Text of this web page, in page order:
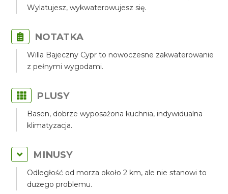
Wylatujesz, wykwaterowujesz się.
NOTATKA
Willa Bajeczny Cypr to nowoczesne zakwaterowanie
z pełnymi wygodami.
PLUSY
Basen, dobrze wyposażona kuchnia, indywidualna
klimatyzacja.
MINUSY
Odległość od morza około 2 km, ale nie stanowi to
dużego problemu.